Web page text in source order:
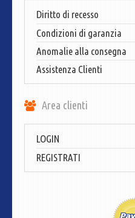
Diritto di recesso
Condizioni di garanzia
Anomalie alla consegna
Assistenza Clienti
Area clienti
LOGIN
REGISTRATI